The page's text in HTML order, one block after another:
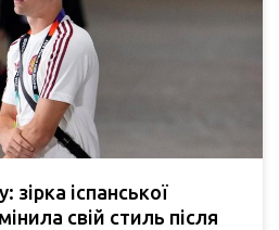
зірка іспанської
свій стиль після